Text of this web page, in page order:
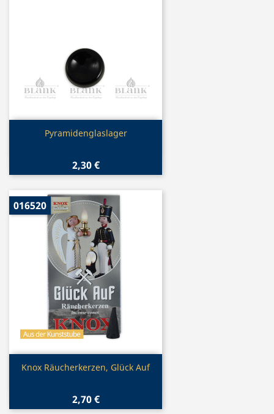
Vorschau
Pyramidenglaslager
2,30 €
Vorschau
Knox Räucherkerzen, Glück Auf
2,70 €
016520